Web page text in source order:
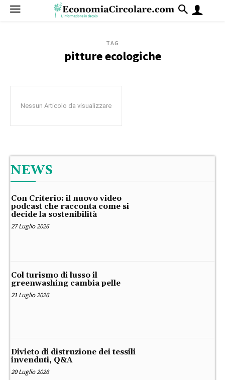
TAG
pitture ecologiche
Nessun Articolo da visualizzare
NEWS
Con Criterio: il nuovo video
podcast che racconta come si
decide la sostenibilità
27 Luglio 2026
Col turismo di lusso il
greenwashing cambia pelle
21 Luglio 2026
Divieto di distruzione dei tessili
invenduti, Q&A
20 Luglio 2026